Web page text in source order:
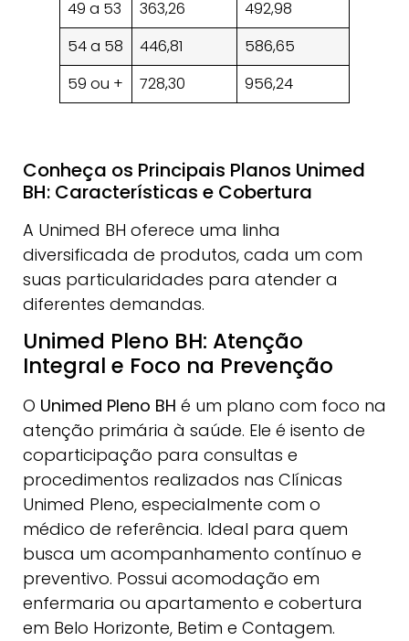
49 a 53
363,26 492,98
54 a 58
446,81 586,65
59 ou +
728,30 956,24
Conheça os Principais Planos Unimed
BH: Características e Cobertura
A Unimed BH oferece uma linha
diversificada de produtos, cada um com
suas particularidades para atender a
diferentes demandas.
Unimed Pleno BH: Atenção
Integral e Foco na Prevenção
O Unimed Pleno BH é um plano com foco na
atenção primária à saúde. Ele é isento de
coparticipação para consultas e
procedimentos realizados nas Clínicas
Unimed Pleno, especialmente com o
médico de referência. Ideal para quem
busca um acompanhamento contínuo e
preventivo. Possui acomodação em
enfermaria ou apartamento e cobertura
em Belo Horizonte, Betim e Contagem.